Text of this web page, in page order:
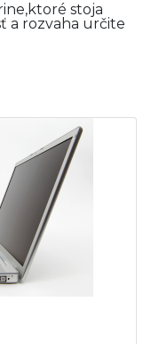
stoja
a rozvaha určite